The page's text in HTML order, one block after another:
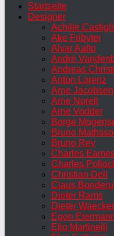
Startseite
Designer
Achille
Ake Fribyter
Alvar Aalto
André
Andreas
Anton Lorenz
Arne Jacobsen
Arne Norell
Arne Vodder
Borge
Bruno
Bruno Rey
Charles
Charles
Christian Dell
Claus
Dieter Rams
Dieter
Egon
Elio Martinelli